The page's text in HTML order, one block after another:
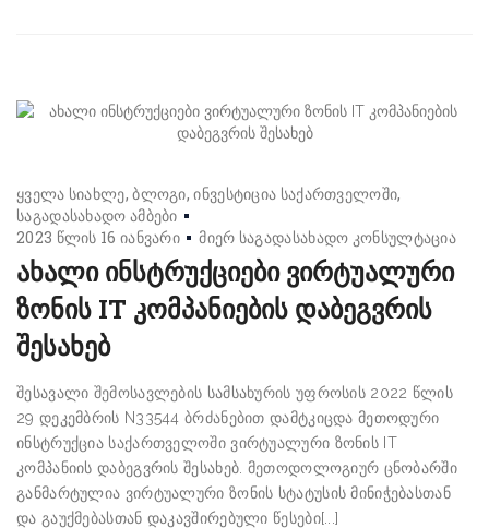
ყველა სიახლე ბლოგი ინვესტიცია საქართველოში
საგადასახადო ამბები
2023 წლის 16 იანვარი
მიერ საგადასახადო კონსულტაცია
ახალი ინსტრუქციები ვირტუალური
ზონის IT კომპანიების დაბეგვრის
შესახებ
შესავალი შემოსავლების სამსახურის უფროსის 2022 წლის
29 დეკემბრის N33544 ბრძანებით დამტკიცდა მეთოდური
ინსტრუქცია საქართველოში ვირტუალური ზონის IT
კომპანიის დაბეგვრის შესახებ. მეთოდოლოგიურ ცნობარში
განმარტულია ვირტუალური ზონის სტატუსის მინიჭებასთან
და გაუქმებასთან დაკავშირებული წესები[...]